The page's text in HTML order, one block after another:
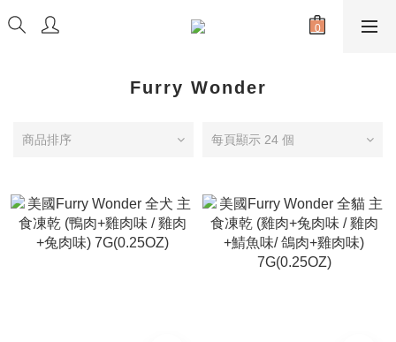
Furry Wonder
商品排序 每頁顯示 24 個